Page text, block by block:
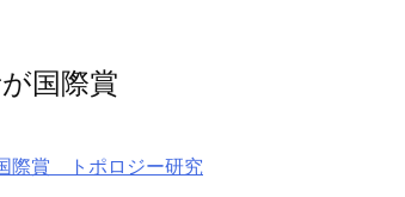
国際賞
際賞 トポロジー研究